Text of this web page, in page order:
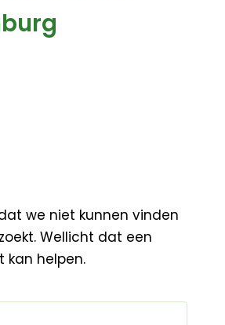
we niet kunnen vinden
Wellicht dat een
kan helpen.